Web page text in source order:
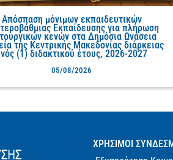
Απόσπαση μόνιμων εκπαιδευτικών
Εκπαίδευσης για πλήρωση
κενών στα Δημόσια Ωνάσεια
της Κεντρικής Μακεδονίας διάρκειας
(1) διδακτικού έτους, 2026-2027
05/08/2026
ΧΡΗΣΙΜΟΙ